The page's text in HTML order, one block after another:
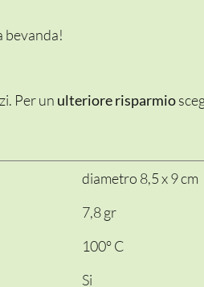
bevanda!
Per un ulteriore risparmio
diametro 8,5 x 9 cm
7,8 gr
100° C
Si